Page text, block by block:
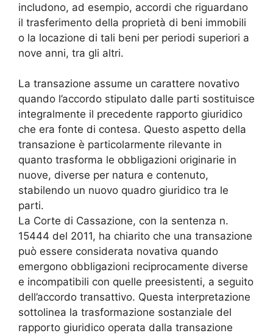
includono, ad esempio, accordi che riguardano
il trasferimento della proprietà di beni immobili
o la locazione di tali beni per periodi superiori a
nove anni, tra gli altri.
La transazione assume un carattere novativo
quando l’accordo stipulato dalle parti sostituisce
integralmente il precedente rapporto giuridico
che era fonte di contesa. Questo aspetto della
transazione è particolarmente rilevante in
quanto trasforma le obbligazioni originarie in
nuove, diverse per natura e contenuto,
stabilendo un nuovo quadro giuridico tra le
parti.
La Corte di Cassazione, con la sentenza n.
15444 del 2011, ha chiarito che una transazione
può essere considerata novativa quando
emergono obbligazioni reciprocamente diverse
e incompatibili con quelle preesistenti, a seguito
dell’accordo transattivo. Questa interpretazione
sottolinea la trasformazione sostanziale del
rapporto giuridico operata dalla transazione